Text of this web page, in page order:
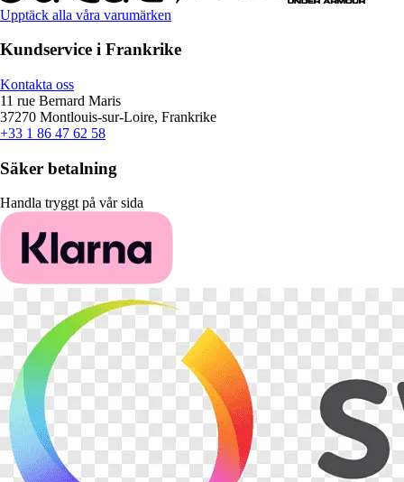
Upptäck alla våra varumärken
Kundservice i Frankrike
Kontakta oss
11 rue Bernard Maris
37270 Montlouis-sur-Loire, Frankrike
+33 1 86 47 62 58
Säker betalning
Handla tryggt på vår sida